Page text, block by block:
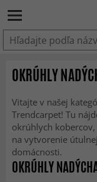
OKRÚHLY
Vitajte v našej
Trendcarpet! Tu
okrúhlych
na vytvorenie
domácnosti.
OKRÚHLY